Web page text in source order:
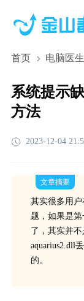
首页 电脑医生
系统提示
方法
2023-12-04
文章摘要
其实很多用
题，如果是
了，其实并
aquarius2.dll
的。